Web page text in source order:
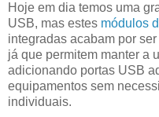
Hoje em dia temos uma
USB, mas estes módulos
integradas acabam por
já que permitem manter a
adicionando portas USB
equipamentos sem
individuais.